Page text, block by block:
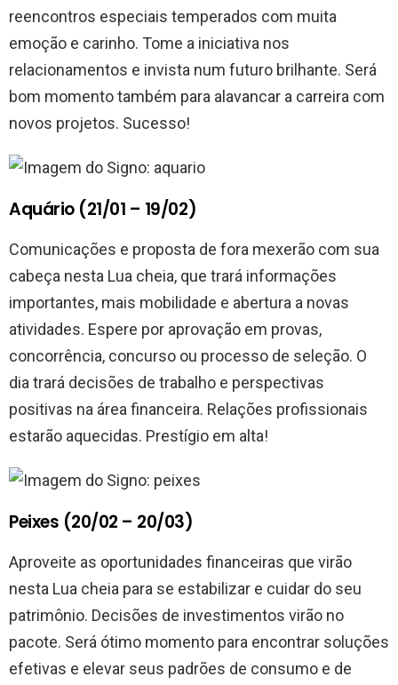
reencontros especiais temperados com muita
emoção e carinho. Tome a iniciativa nos
relacionamentos e invista num futuro brilhante. Será
bom momento também para alavancar a carreira com
novos projetos. Sucesso!
Aquário (21/01 – 19/02)
Comunicações e proposta de fora mexerão com sua
cabeça nesta Lua cheia, que trará informações
importantes, mais mobilidade e abertura a novas
atividades. Espere por aprovação em provas,
concorrência, concurso ou processo de seleção. O
dia trará decisões de trabalho e perspectivas
positivas na área financeira. Relações profissionais
estarão aquecidas. Prestígio em alta!
Peixes (20/02 – 20/03)
Aproveite as oportunidades financeiras que virão
nesta Lua cheia para se estabilizar e cuidar do seu
patrimônio. Decisões de investimentos virão no
pacote. Será ótimo momento para encontrar soluções
efetivas e elevar seus padrões de consumo e de